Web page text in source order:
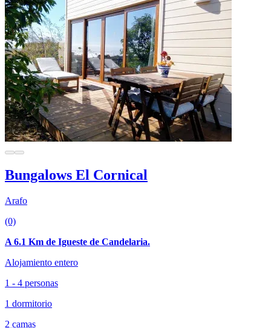
Bungalows El Cornical
Arafo
(0)
A 6.1 Km de Igueste de Candelaria.
Alojamiento entero
1 - 4 personas
1 dormitorio
2 camas